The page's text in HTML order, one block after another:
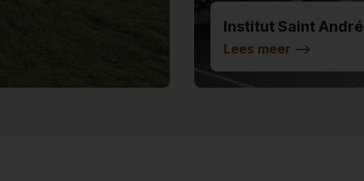
Institut Saint André
Lees meer -->